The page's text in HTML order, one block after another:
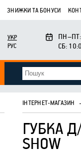
ЗНИЖКИ ТА БОНУСИ
УКР
РУС
СБ:
ІНТЕРНЕТ-МАГАЗИН
ГУБКА
SHOW